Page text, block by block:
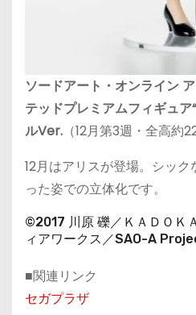
ソードアート・オンライン
テッドプレミアムフィギュア
ルVer. （12月第3週・全高約
12月はアリスが登場。シッ
った姿での立体化です。
©2017 川原 礫／ＫＡＤＯ
ィアワークス／SAO-A
■関連リンク
セガプラザ